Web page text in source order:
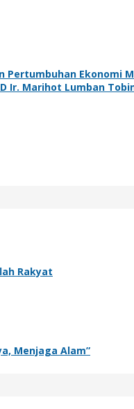
Pertumbuhan Ekonomi
Ir. Marihot Lumban
Rakyat
Menjaga Alam”